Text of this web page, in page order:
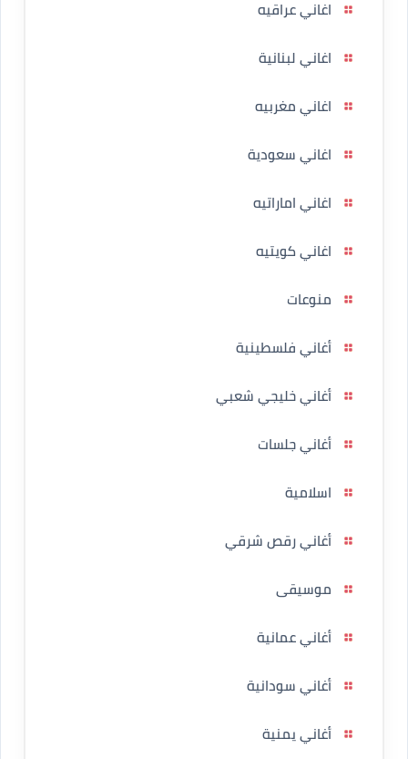
اغاني عراقيه
اغاني لبنانية
اغاني مغربيه
اغاني سعودية
اغاني اماراتيه
اغاني كويتيه
منوعات
أغاني فلسطينية
أغاني خليجي شعبي
أغاني جلسات
اسلامية
أغاني رقص شرقي
موسيقى
أغاني عمانية
أغاني سودانية
أغاني يمنية